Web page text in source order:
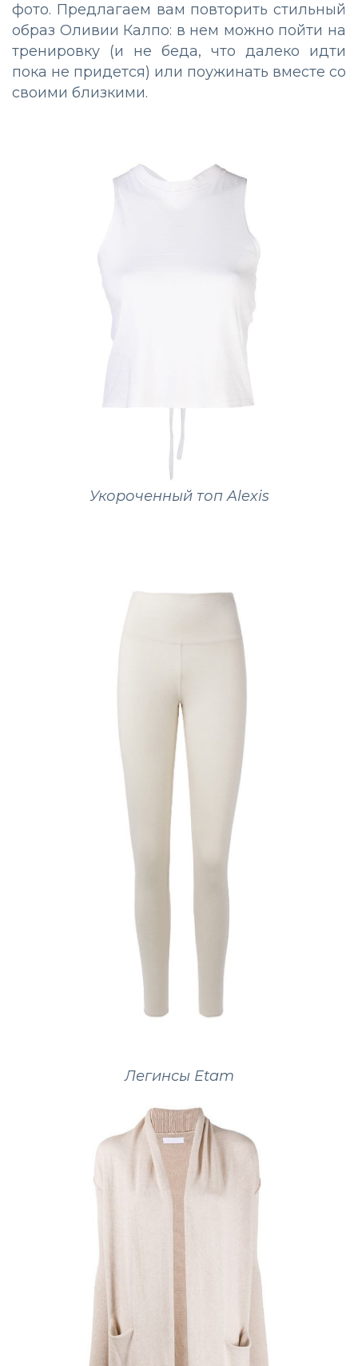
фото. Предлагаем вам повторить стильный
образ Оливии Калпо: в нем можно пойти на
тренировку (и не беда, что далеко идти
пока не придется) или поужинать вместе со
своими близкими.
Укороченный топ Alexis
Легинсы Etam